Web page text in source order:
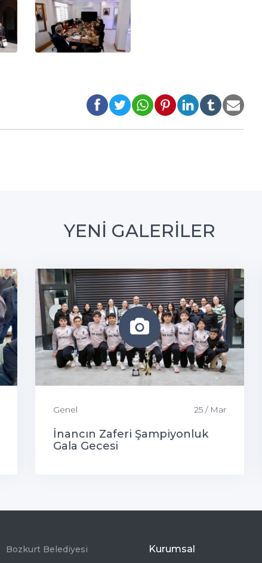
YENİ GALERİLER
Genel 25 / Mar
İnancın Zaferi Şampiyonluk
Gala Gecesi
Bozkurt Belediyesi
Kurumsal